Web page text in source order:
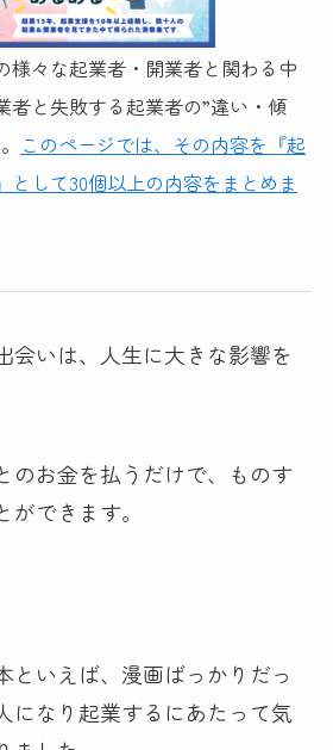
様々な起業者・開業者と関わる中
者と失敗する起業者の”違い・傾
このページでは、その内容を『起
として30個以上の内容をまとめま
会いは、人生に大きな影響を
のお金を払うだけで、ものす
できます。
といえば、漫画ばっかりだっ
になり起業するにあたって気